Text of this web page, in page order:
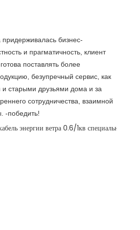
придерживалась бизнес-
и прагматичность, клиент
поставлять более
безупречный сервис, как
и старыми друзьями дома и за
сотрудничества, взаимной